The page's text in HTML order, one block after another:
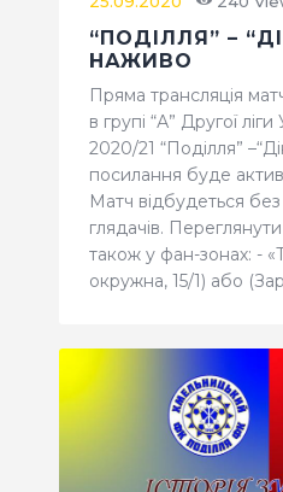
“ПОДІЛЛЯ” –
НАЖИВО
Пряма трансляція
в групі “А” Другої
2020/21 “Поділля”
посилання буде
Матч відбудеться без
глядачів.
також у фан-зонах: -
окружна, 15/1) або